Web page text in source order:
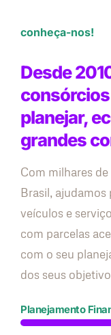
conheça-nos!
Desde
planejar,
grandes
Com milhares
Brasil, ajudamos
veículos e
com parcelas
com o seu
dos seus
Planejamento